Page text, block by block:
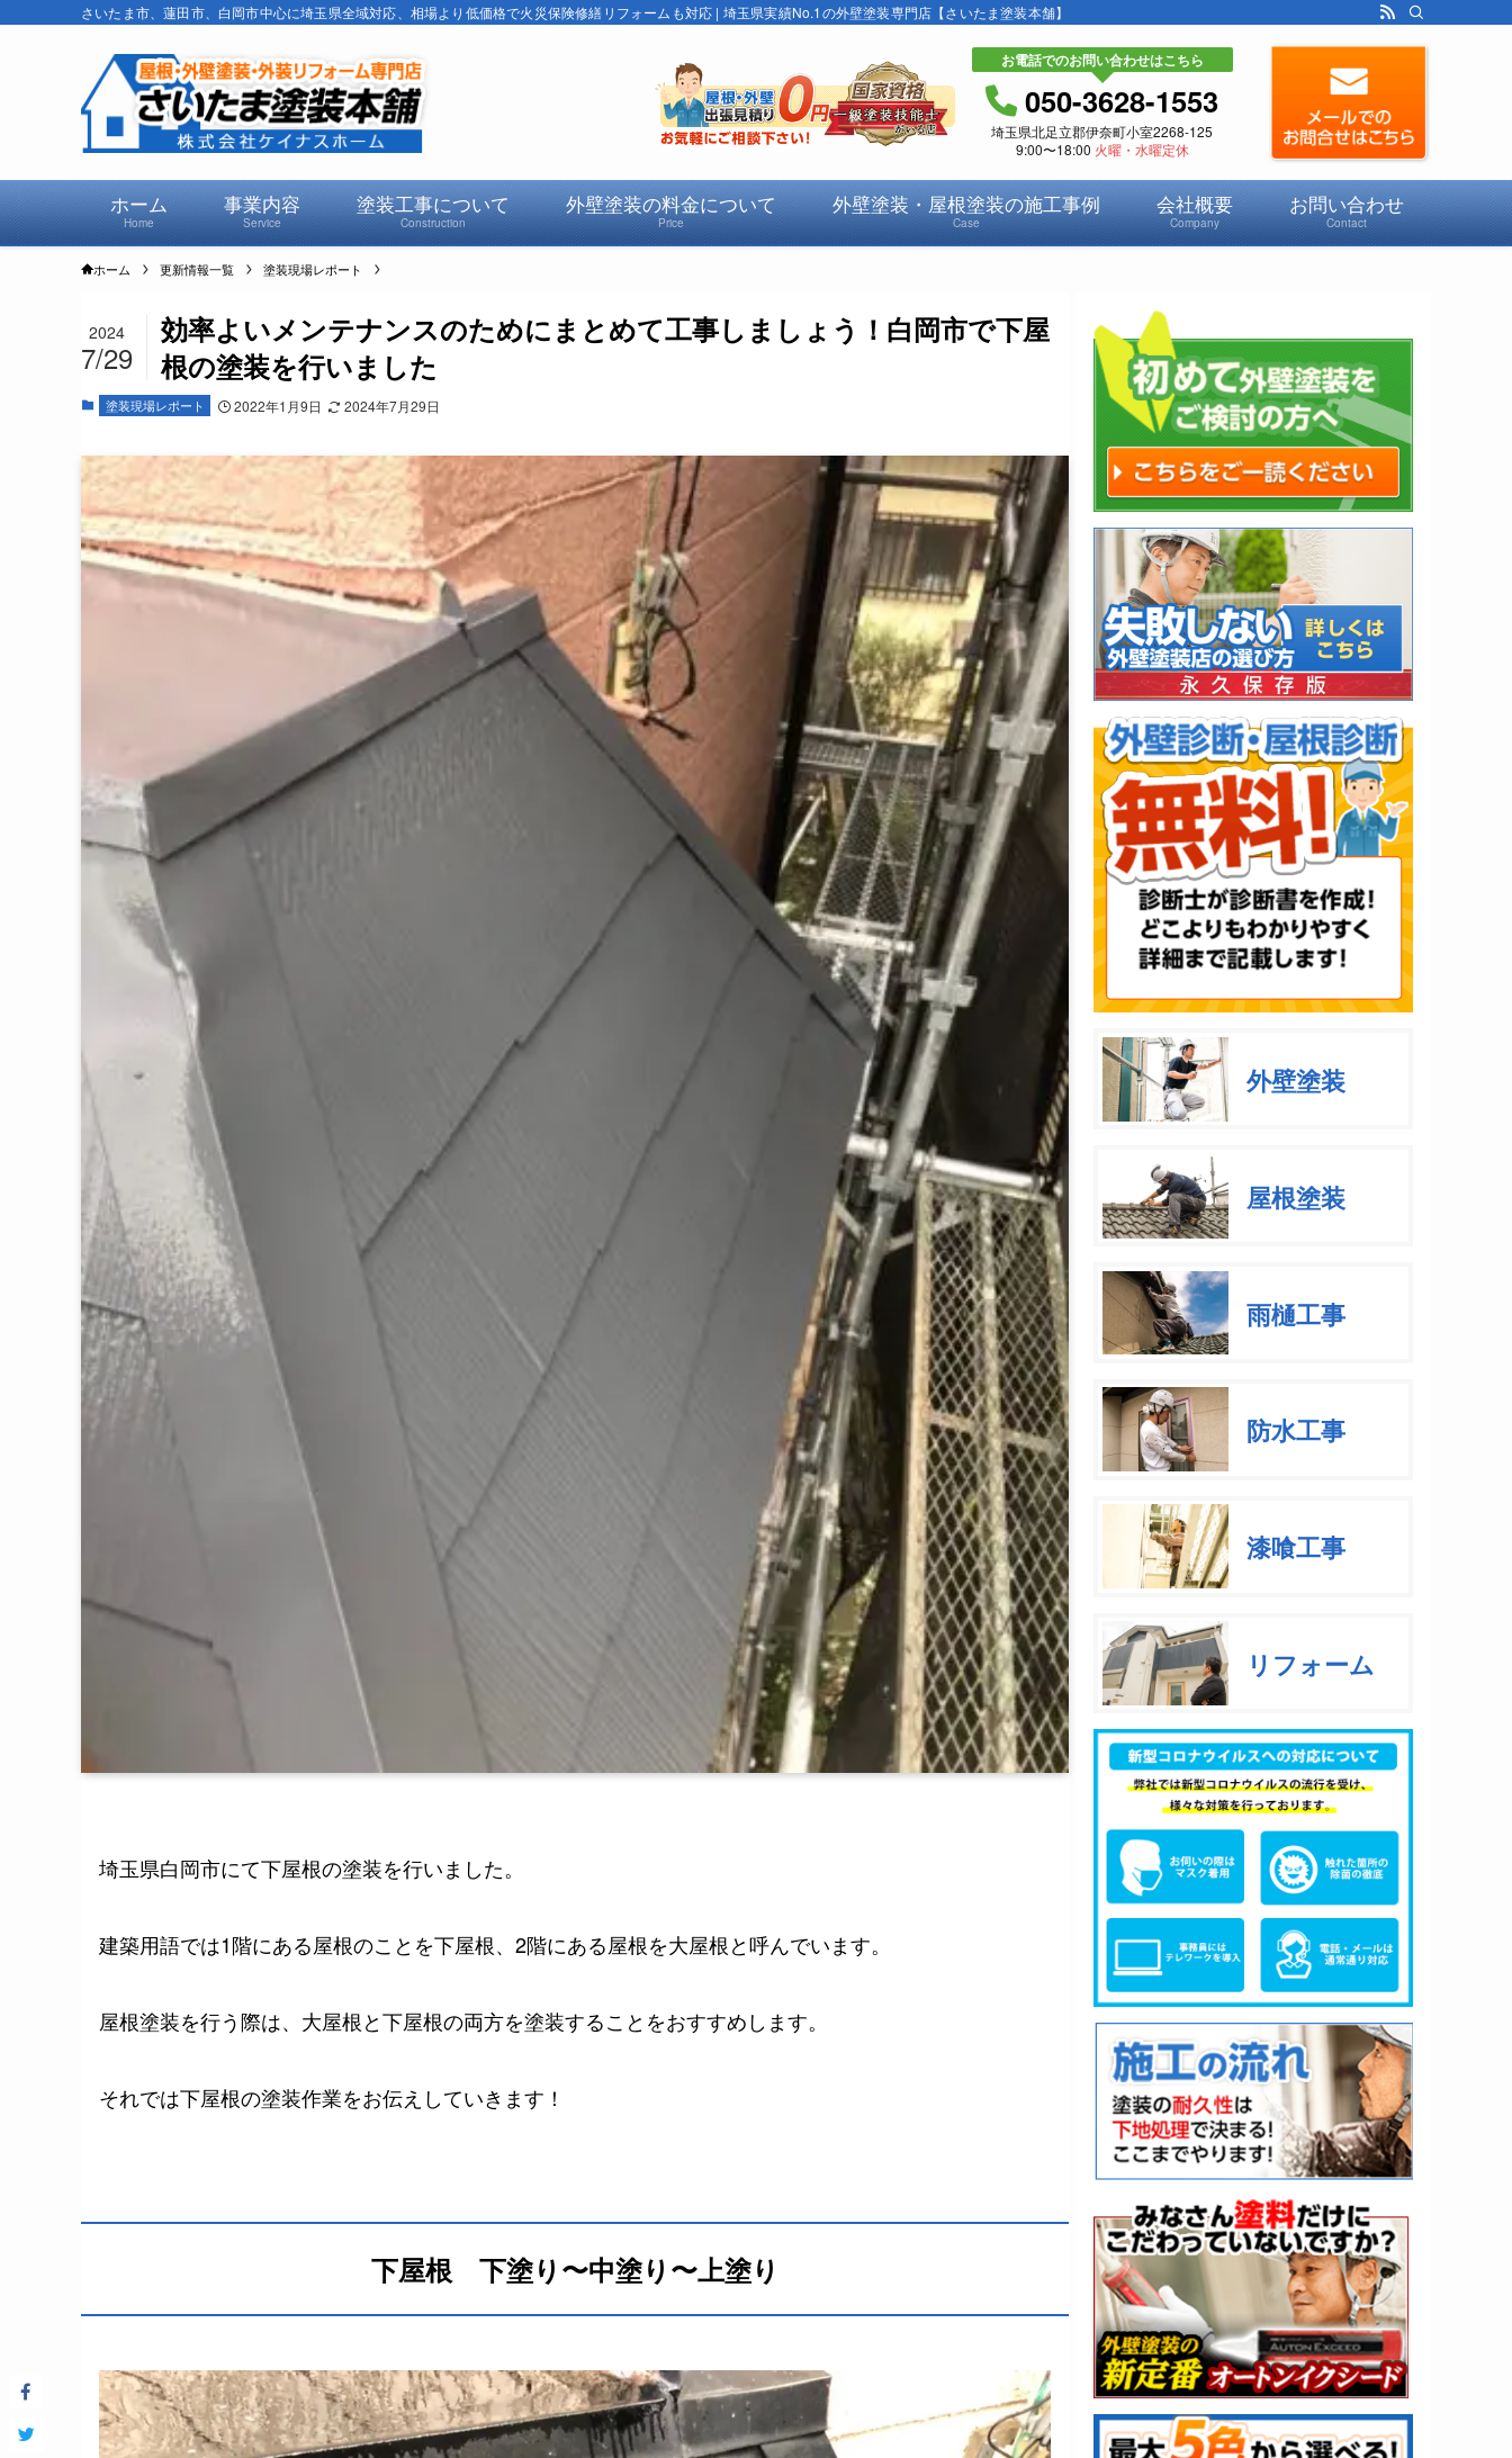
さいたま市、蓮田市、白岡市中心に埼玉県全域対応、相場より低価格で火災保険修繕リフォームも対応 | 埼玉県実績No.1の外壁塗装専門店【さいたま塗装本舗】
ホーム
Home
事業内容
Service
塗装工事について
Construction
外壁塗装の料金について
Price
外壁塗装・屋根塗装の施工事例
Case
会社概要
Company
お問い合わせ
Contact
お電話でのお問い合わせはこちら
050-3628-1553
埼玉県北足立郡伊奈町小室2268-125
9:00〜18:00 火曜・水曜定休
ホーム 更新情報一覧 塗装現場レポート
効率よいメンテナンスのためにまとめて工事しましょう！白岡市で下屋
根の塗装を行いました
2024
7/29
塗装現場レポート 2022年1月9日 2024年7月29日
埼玉県白岡市にて下屋根の塗装を行いました。
建築用語では1階にある屋根のことを下屋根、2階にある屋根を大屋根と呼んでいます。
屋根塗装を行う際は、大屋根と下屋根の両方を塗装することをおすすめします。
それでは下屋根の塗装作業をお伝えしていきます！
下屋根 下塗り〜中塗り〜上塗り
外壁塗装
屋根塗装
雨樋工事
防水工事
漆喰工事
リフォーム